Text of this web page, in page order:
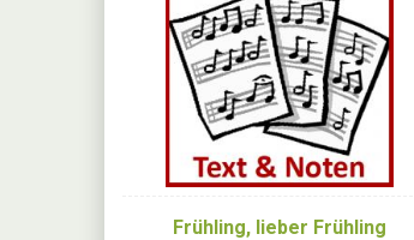
Frühling, lieber Frühling